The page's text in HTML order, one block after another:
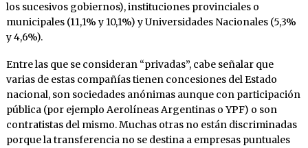
los sucesivos gobiernos), instituciones provinciales o
municipales (11,1% y 10,1%) y Universidades Nacionales (5,3%
y 4,6%).
Entre las que se consideran “privadas”, cabe señalar que
varias de estas compañías tienen concesiones del Estado
nacional, son sociedades anónimas aunque con participación
pública (por ejemplo Aerolíneas Argentinas o YPF) o son
contratistas del mismo. Muchas otras no están discriminadas
porque la transferencia no se destina a empresas puntuales